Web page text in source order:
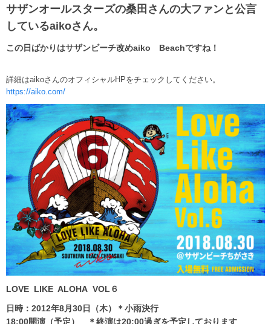
サザンオールスターズの桑田さんの大ファンと公言
しているaikoさん。
この日ばかりはサザンビーチ改めaiko Beachですね！
詳細はaikoさんのオフィシャルHPをチェックしてください。
https://aiko.com/
LOVE LIKE ALOHA VOL６
日時：2012年8月30日（木）＊小雨決行
18:00開演（予定） ＊終演は20:00過ぎを予定しております